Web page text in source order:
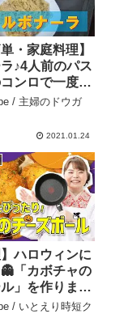
・家庭料理】
♪4人前のパス
ンロで一度に
のドウガ
/ 主婦のドウガ
2021.01.24
】ハロウィンに
「カボチャの
」を作りま
とえり時短ク
/ いとえり時短ク